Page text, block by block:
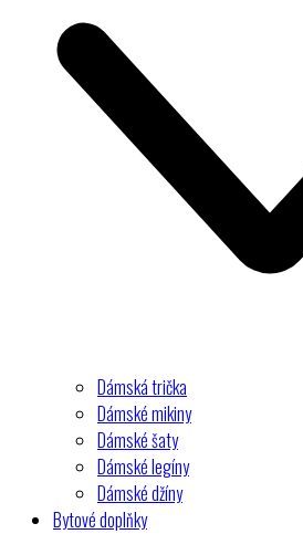
Dámská trička
Dámské mikiny
Dámské šaty
Dámské legíny
Dámské džíny
Bytové doplňky